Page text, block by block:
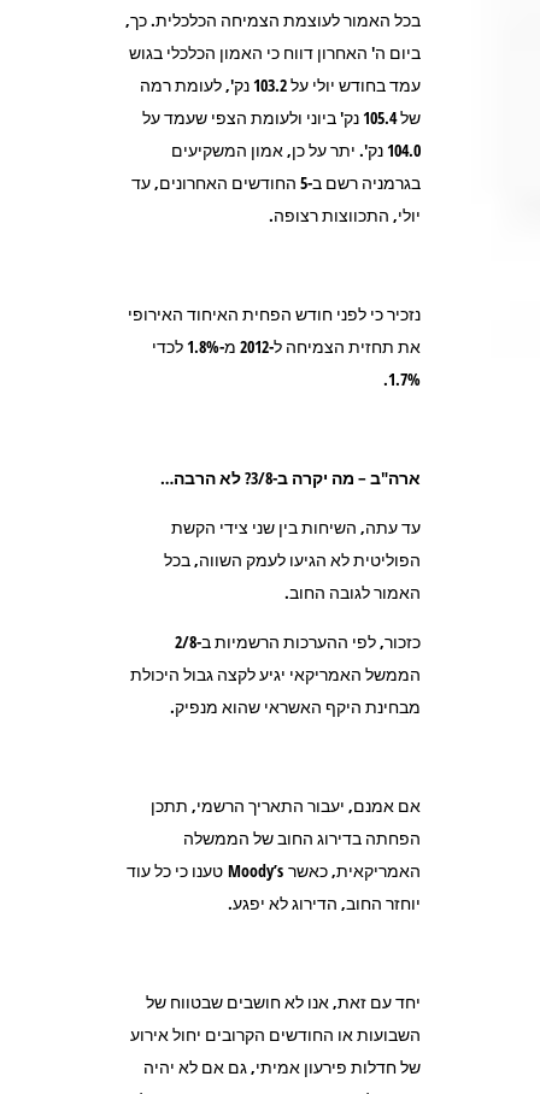
בכל האמור לעוצמת הצמיחה הכלכלית. כך,
ביום ה' האחרון דווח כי האמון הכלכלי בגוש
עמד בחודש יולי על 103.2 נק', לעומת רמה
של 105.4 נק' ביוני ולעומת הצפי שעמד על
104.0 נק'. יתר על כן, אמון המשקיעים
בגרמניה רשם ב-5 החודשים האחרונים, עד
יולי, התכווצות רצופה.
נזכיר כי לפני חודש הפחית האיחוד האירופי
את תחזית הצמיחה ל-2012 מ-1.8% לכדי
1.7%.
ארה"ב – מה יקרה ב-3/8? לא הרבה…
עד עתה, השיחות בין שני צידי הקשת
הפוליטית לא הגיעו לעמק השווה, בכל
האמור לגובה החוב.
כזכור, לפי ההערכות הרשמיות ב-2/8
הממשל האמריקאי יגיע לקצה גבול היכולת
מבחינת היקף האשראי שהוא מנפיק.
אם אמנם, יעבור התאריך הרשמי, תתכן
הפחתה בדירוג החוב של הממשלה
האמריקאית, כאשר Moody’s טענו כי כל עוד
יוחזר החוב, הדירוג לא יפגע.
יחד עם זאת, אנו לא חושבים שבטווח של
השבועות או החודשים הקרובים יחול אירוע
של חדלות פירעון אמיתי, גם אם לא יהיה